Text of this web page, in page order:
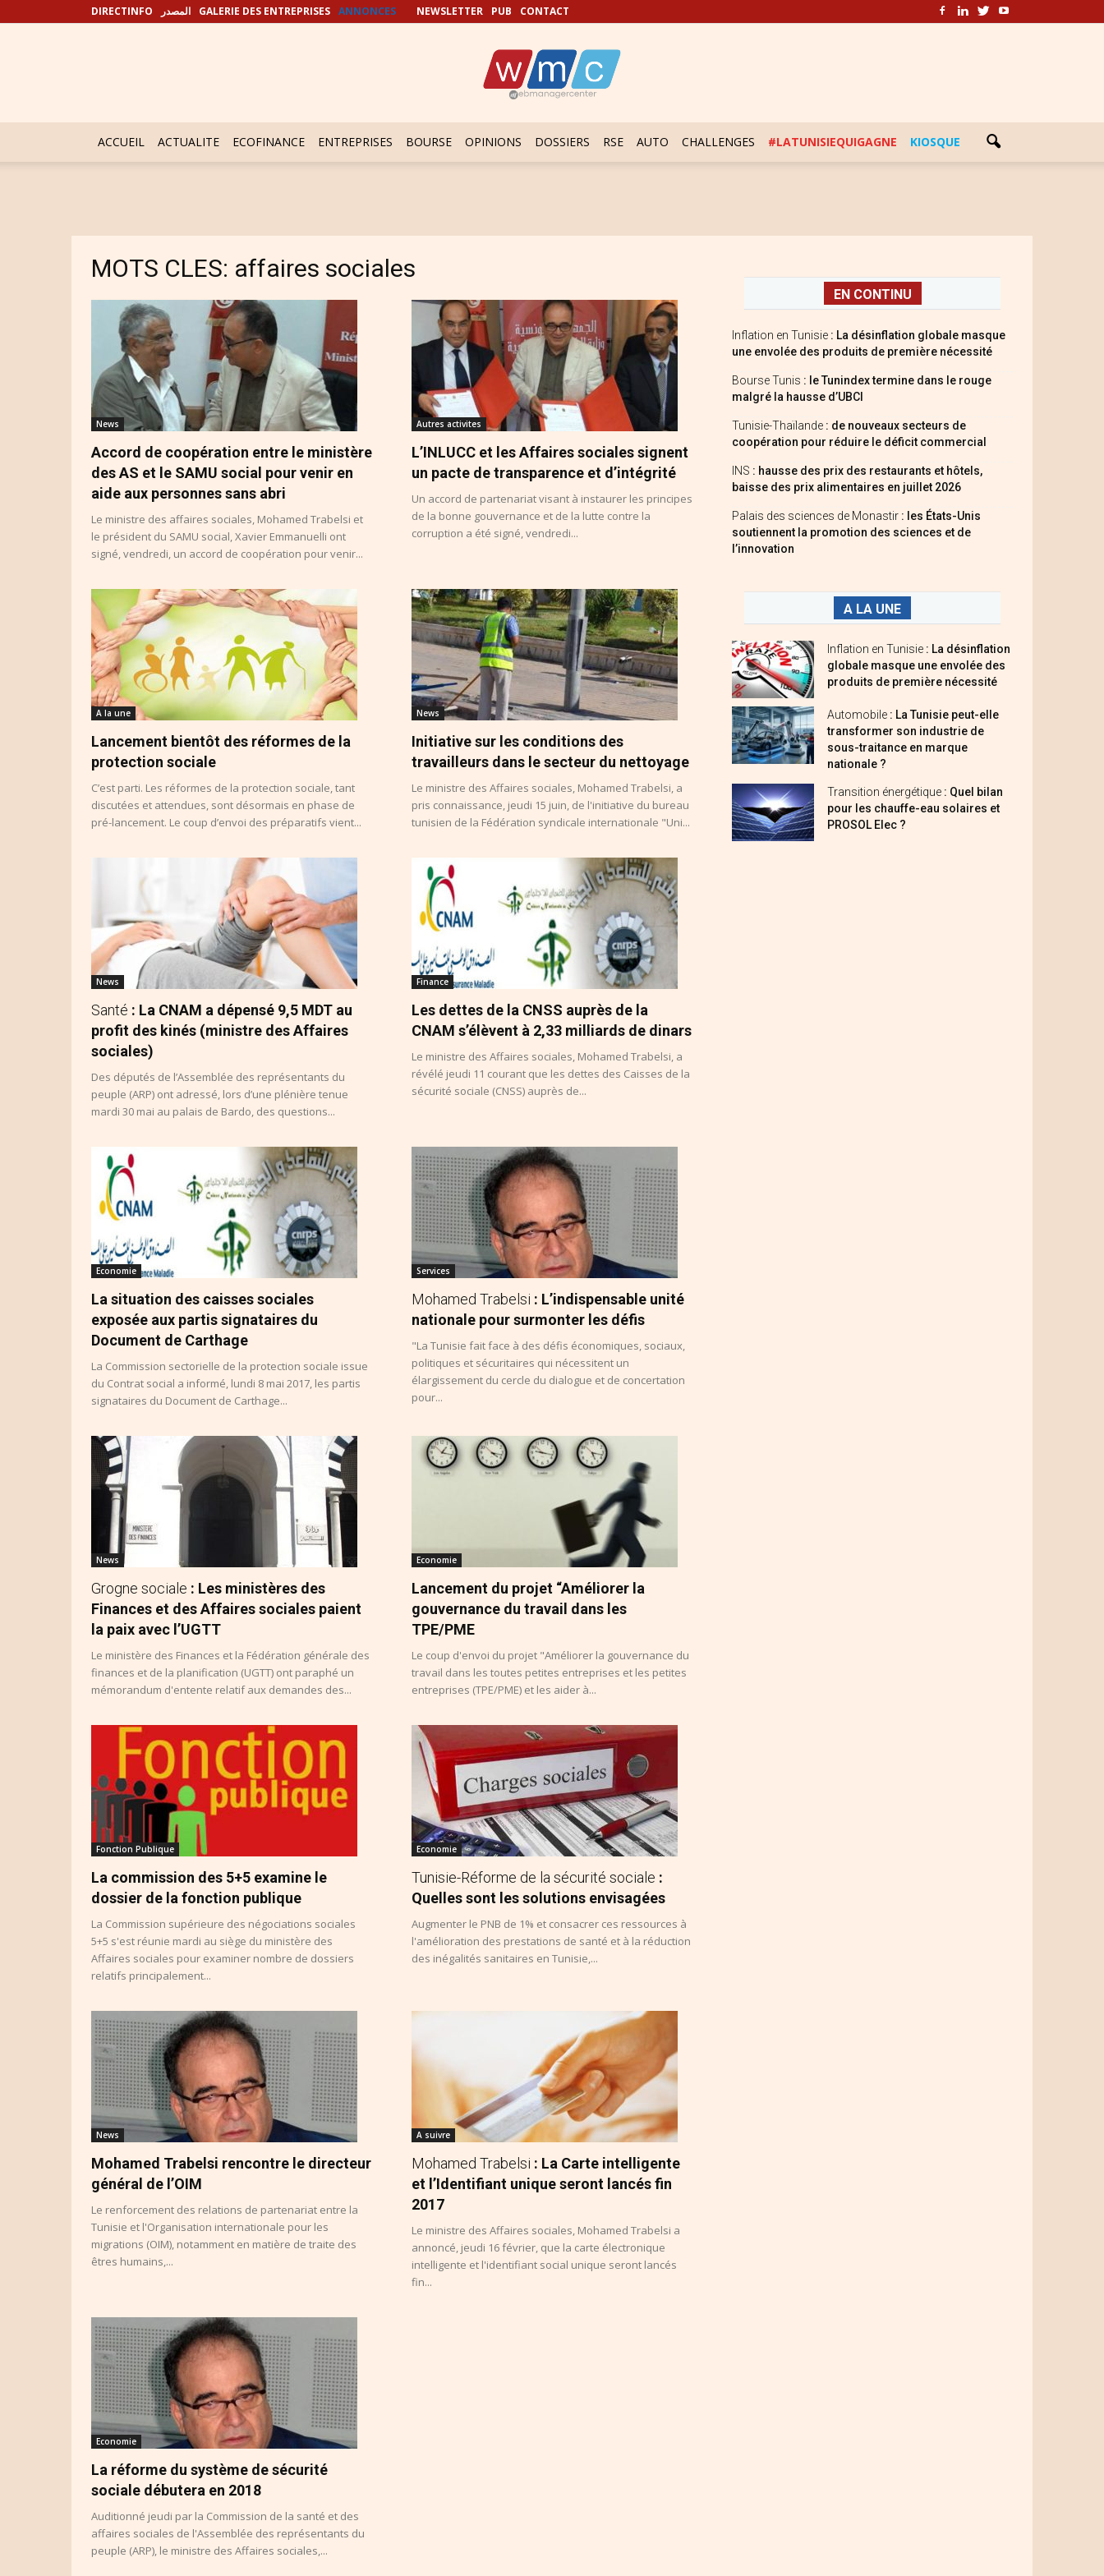
DIRECTINFO المصدر GALERIE DES ENTREPRISES ANNONCES NEWSLETTER PUB CONTACT
ACCUEIL ACTUALITE ECOFINANCE ENTREPRISES BOURSE OPINIONS DOSSIERS RSE AUTO CHALLENGES #LATUNISIEQUIGAGNE KIOSQUE
MOTS CLES: affaires sociales
News
Accord de coopération entre le ministère
des AS et le SAMU social pour venir en
aide aux personnes sans abri
Le ministre des affaires sociales, Mohamed Trabelsi et
le président du SAMU social, Xavier Emmanuelli ont
signé, vendredi, un accord de coopération pour venir...
Autres activites
L’INLUCC et les Affaires sociales signent
un pacte de transparence et d’intégrité
Un accord de partenariat visant à instaurer les principes
de la bonne gouvernance et de la lutte contre la
corruption a été signé, vendredi...
A la une
Lancement bientôt des réformes de la
protection sociale
C’est parti. Les réformes de la protection sociale, tant
discutées et attendues, sont désormais en phase de
pré-lancement. Le coup d’envoi des préparatifs vient...
News
Initiative sur les conditions des
travailleurs dans le secteur du nettoyage
Le ministre des Affaires sociales, Mohamed Trabelsi, a
pris connaissance, jeudi 15 juin, de l'initiative du bureau
tunisien de la Fédération syndicale internationale "Uni...
News
Santé : La CNAM a dépensé 9,5 MDT au
profit des kinés (ministre des Affaires
sociales)
Des députés de l’Assemblée des représentants du
peuple (ARP) ont adressé, lors d’une plénière tenue
mardi 30 mai au palais de Bardo, des questions...
Finance
Les dettes de la CNSS auprès de la
CNAM s’élèvent à 2,33 milliards de dinars
Le ministre des Affaires sociales, Mohamed Trabelsi, a
révélé jeudi 11 courant que les dettes des Caisses de la
sécurité sociale (CNSS) auprès de...
Economie
La situation des caisses sociales
exposée aux partis signataires du
Document de Carthage
La Commission sectorielle de la protection sociale issue
du Contrat social a informé, lundi 8 mai 2017, les partis
signataires du Document de Carthage...
Services
Mohamed Trabelsi : L’indispensable unité
nationale pour surmonter les défis
"La Tunisie fait face à des défis économiques, sociaux,
politiques et sécuritaires qui nécessitent un
élargissement du cercle du dialogue et de concertation
pour...
News
Grogne sociale : Les ministères des
Finances et des Affaires sociales paient
la paix avec l’UGTT
Le ministère des Finances et la Fédération générale des
finances et de la planification (UGTT) ont paraphé un
mémorandum d'entente relatif aux demandes des...
Economie
Lancement du projet “Améliorer la
gouvernance du travail dans les
TPE/PME
Le coup d'envoi du projet "Améliorer la gouvernance du
travail dans les toutes petites entreprises et les petites
entreprises (TPE/PME) et les aider à...
Fonction Publique
La commission des 5+5 examine le
dossier de la fonction publique
La Commission supérieure des négociations sociales
5+5 s'est réunie mardi au siège du ministère des
Affaires sociales pour examiner nombre de dossiers
relatifs principalement...
Economie
Tunisie-Réforme de la sécurité sociale :
Quelles sont les solutions envisagées
Augmenter le PNB de 1% et consacrer ces ressources à
l'amélioration des prestations de santé et à la réduction
des inégalités sanitaires en Tunisie,...
News
Mohamed Trabelsi rencontre le directeur
général de l’OIM
Le renforcement des relations de partenariat entre la
Tunisie et l'Organisation internationale pour les
migrations (OIM), notamment en matière de traite des
êtres humains,...
A suivre
Mohamed Trabelsi : La Carte intelligente
et l’Identifiant unique seront lancés fin
2017
Le ministre des Affaires sociales, Mohamed Trabelsi a
annoncé, jeudi 16 février, que la carte électronique
intelligente et l'identifiant social unique seront lancés
fin...
Economie
La réforme du système de sécurité
sociale débutera en 2018
Auditionné jeudi par la Commission de la santé et des
affaires sociales de l'Assemblée des représentants du
peuple (ARP), le ministre des Affaires sociales,...
EN CONTINU
Inflation en Tunisie : La désinflation globale masque
une envolée des produits de première nécessité
Bourse Tunis : le Tunindex termine dans le rouge
malgré la hausse d’UBCI
Tunisie-Thaïlande : de nouveaux secteurs de
coopération pour réduire le déficit commercial
INS : hausse des prix des restaurants et hôtels,
baisse des prix alimentaires en juillet 2026
Palais des sciences de Monastir : les États-Unis
soutiennent la promotion des sciences et de
l’innovation
A LA UNE
Inflation en Tunisie : La désinflation
globale masque une envolée des
produits de première nécessité
Automobile : La Tunisie peut-elle
transformer son industrie de
sous-traitance en marque
nationale ?
Transition énergétique : Quel bilan
pour les chauffe-eau solaires et
PROSOL Elec ?